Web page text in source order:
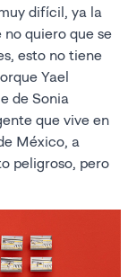
difícil, ya la
quiero que se
esto no tiene
Yael
de Sonia
que vive en
México, a
peligroso, pero